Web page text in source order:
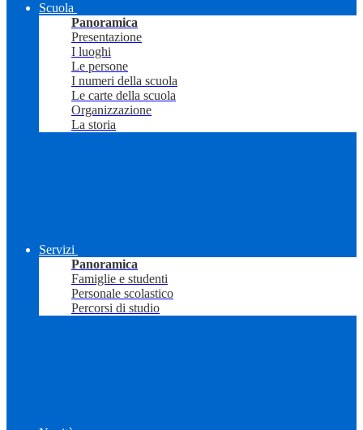
Scuola
Panoramica
Presentazione
I luoghi
Le persone
I numeri della scuola
Le carte della scuola
Organizzazione
La storia
Servizi
Panoramica
Famiglie e studenti
Personale scolastico
Percorsi di studio